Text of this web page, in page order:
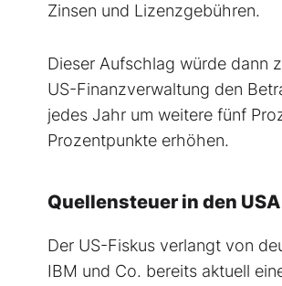
Zinsen und Lizenzgebühren.
Dieser Aufschlag würde dann
US-Finanzverwaltung den
jedes Jahr um weitere fünf
Prozentpunkte erhöhen.
Quellensteuer in den USA
Der US-Fiskus verlangt von
IBM und Co. bereits aktuell